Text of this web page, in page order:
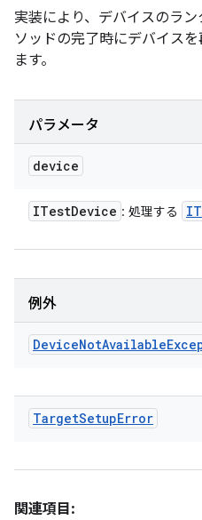
実装により、デバイスのラ
ソッドの完了時にデバイス
ます。
パラメータ
device
ITestDevice : 処理する
例外
DeviceNotAvailable
TargetSetupError
関連項目: